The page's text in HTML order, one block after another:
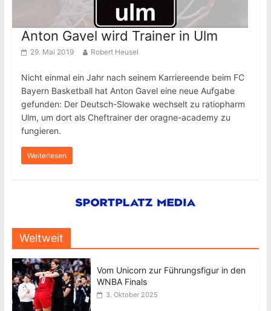
Anton Gavel wird Trainer in Ulm
29. Mai 2019 Robert Heusel
Nicht einmal ein Jahr nach seinem Karriereende beim FC
Bayern Basketball hat Anton Gavel eine neue Aufgabe
gefunden: Der Deutsch-Slowake wechselt zu ratiopharm
Ulm, um dort als Cheftrainer der oragne-academy zu
fungieren.
Weiterlesen
Weltweit
Vom Unicorn zur Führungsfigur in den
WNBA Finals
3. Oktober 2025